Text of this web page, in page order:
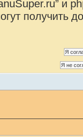
и
получить